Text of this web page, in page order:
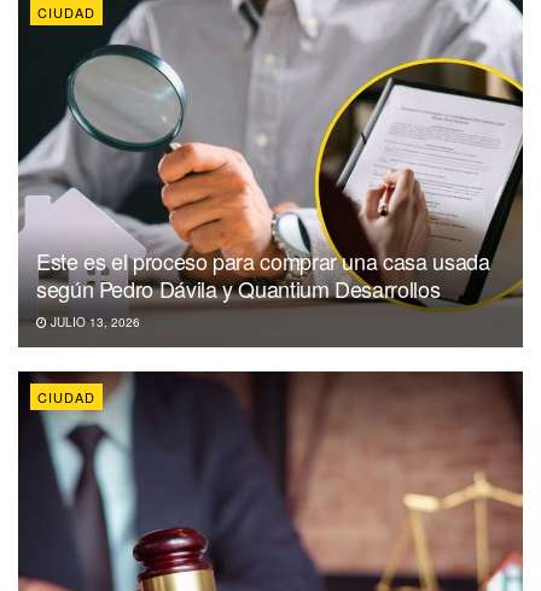
CIUDAD
Este es el proceso para comprar una casa usada
según Pedro Dávila y Quantium Desarrollos
JULIO 13, 2026
CIUDAD